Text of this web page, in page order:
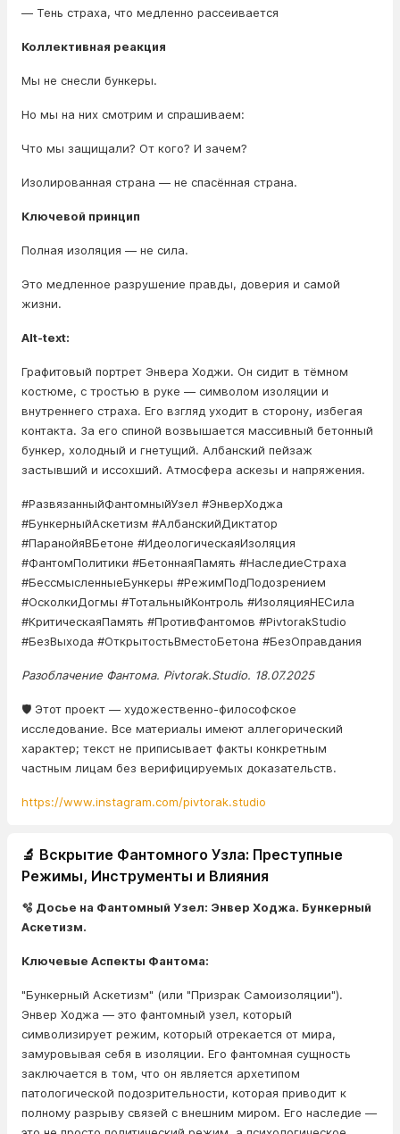
— Тень страха, что медленно рассеивается
Коллективная реакция
Мы не снесли бункеры.
Но мы на них смотрим и спрашиваем:
Что мы защищали? От кого? И зачем?
Изолированная страна — не спасённая страна.
Ключевой принцип
Полная изоляция — не сила.
Это медленное разрушение правды, доверия и самой
жизни.
Alt-text:
Графитовый портрет Энвера Ходжи. Он сидит в тёмном
костюме, с тростью в руке — символом изоляции и
внутреннего страха. Его взгляд уходит в сторону, избегая
контакта. За его спиной возвышается массивный бетонный
бункер, холодный и гнетущий. Албанский пейзаж
застывший и иссохший. Атмосфера аскезы и напряжения.
#РазвязанныйФантомныйУзел #ЭнверХоджа
#БункерныйАскетизм #АлбанскийДиктатор
#ПаранойяВБетоне #ИдеологическаяИзоляция
#ФантомПолитики #БетоннаяПамять #НаследиеСтраха
#БессмысленныеБункеры #РежимПодПодозрением
#ОсколкиДогмы #ТотальныйКонтроль #ИзоляцияНЕСила
#КритическаяПамять #ПротивФантомов #PivtorakStudio
#БезВыхода #ОткрытостьВместоБетона #БезОправдания
Разоблачение Фантома. Pivtorak.Studio. 18.07.2025
🛡️ Этот проект — художественно-философское
исследование. Все материалы имеют аллегорический
характер; текст не приписывает факты конкретным
частным лицам без верифицируемых доказательств.
https://www.instagram.com/pivtorak.studio
🔬 Вскрытие Фантомного Узла: Преступные
Режимы, Инструменты и Влияния
🫧 Досье на Фантомный Узел: Энвер Ходжа. Бункерный
Аскетизм.
Ключевые Аспекты Фантома:
"Бункерный Аскетизм" (или "Призрак Самоизоляции").
Энвер Ходжа — это фантомный узел, который
символизирует режим, который отрекается от мира,
замуровывая себя в изоляции. Его фантомная сущность
заключается в том, что он является архетипом
патологической подозрительности, которая приводит к
полному разрыву связей с внешним миром. Его наследие —